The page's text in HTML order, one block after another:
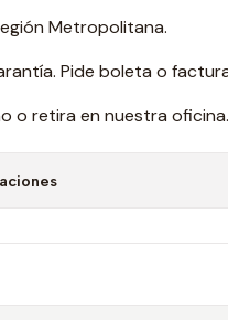
Metropolitana.
Pide boleta o
o retira en nuestra oficina.